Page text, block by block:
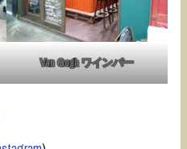
Van Gogh ワインバー